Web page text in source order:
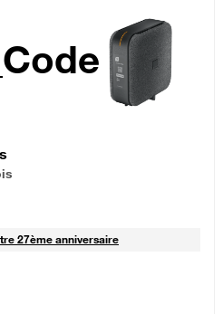
Fibre_18_26
27ème anniversaire